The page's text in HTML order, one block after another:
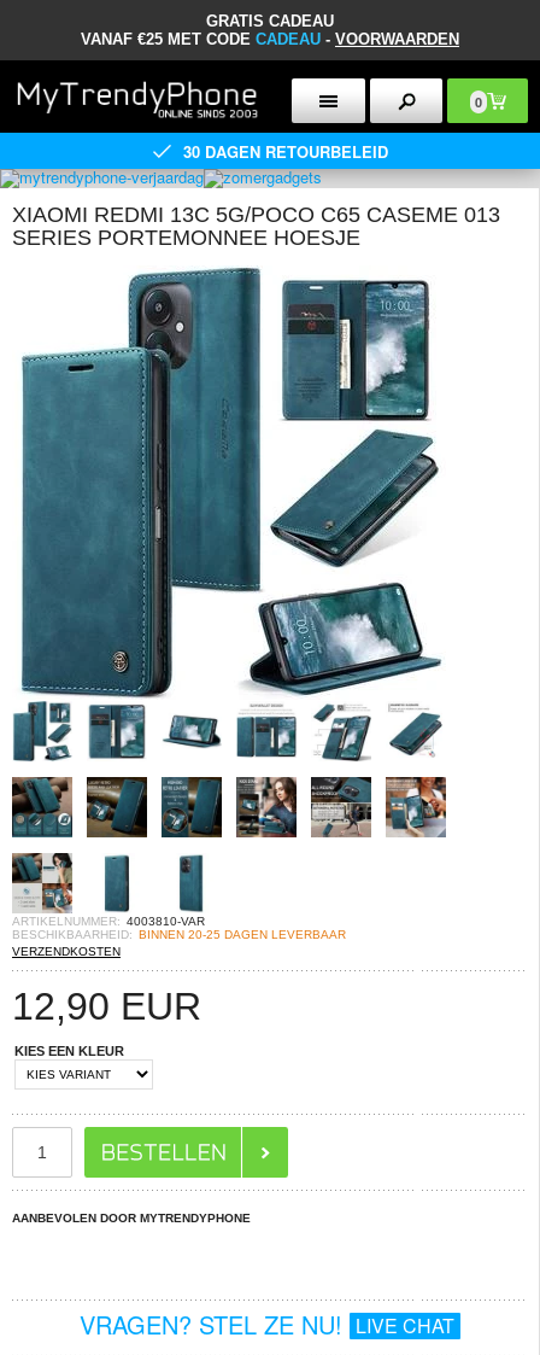
GRATIS CADEAU
VANAF €25 MET CODE CADEAU - VOORWAARDEN
0
30 DAGEN RETOURBELEID
XIAOMI REDMI 13C 5G/POCO C65 CASEME 013
SERIES PORTEMONNEE HOESJE
ARTIKELNUMMER: 4003810-VAR
BESCHIKBAARHEID: BINNEN 20-25 DAGEN LEVERBAAR
VERZENDKOSTEN
12,90 EUR
KIES EEN KLEUR
AANBEVOLEN DOOR MYTRENDYPHONE
VRAGEN? STEL ZE NU! LIVE CHAT